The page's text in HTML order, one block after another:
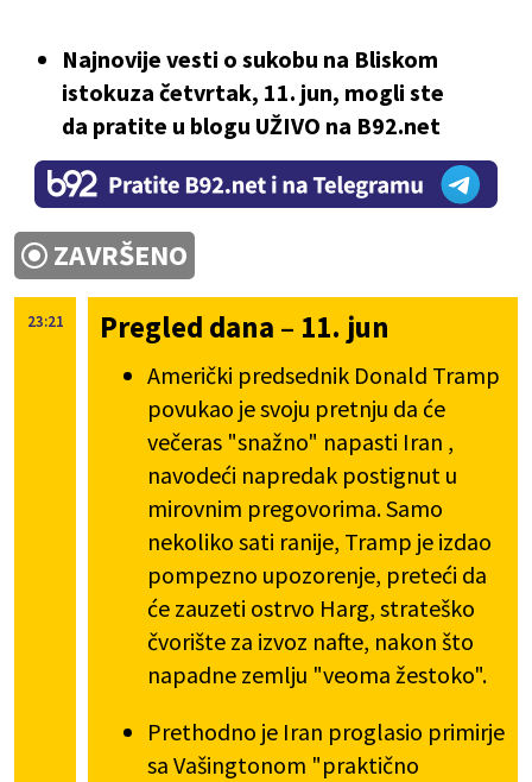
Najnovije vesti o sukobu na Bliskom
istokuza četvrtak, 11. jun, mogli ste
da pratite u blogu UŽIVO na B92.net
ZAVRŠENO
23:21 Pregled dana – 11. jun
Američki predsednik Donald Tramp
povukao je svoju pretnju da će
večeras "snažno" napasti Iran ,
navodeći napredak postignut u
mirovnim pregovorima. Samo
nekoliko sati ranije, Tramp je izdao
pompezno upozorenje, preteći da
će zauzeti ostrvo Harg, strateško
čvorište za izvoz nafte, nakon što
napadne zemlju "veoma žestoko".
Prethodno je Iran proglasio primirje
sa Vašingtonom "praktično